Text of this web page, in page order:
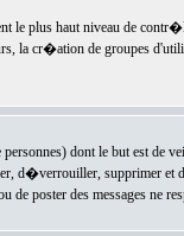
le plus haut niveau de
la cr�ation de groupes
dont le but est de
d�verrouiller, supprimer
de poster des messages ne